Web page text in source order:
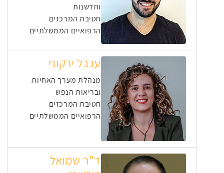
וחדשנות
חטיבת המרכזים
הרפואיים הממשלתיים
ענבל ירקוני
מנהלת מערך האחיות
ובריאות הנפש
חטיבת המרכזים
הרפואיים הממשלתיים
ד"ר שמואל